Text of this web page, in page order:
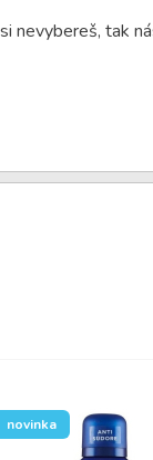
nevybereš, tak
novinka